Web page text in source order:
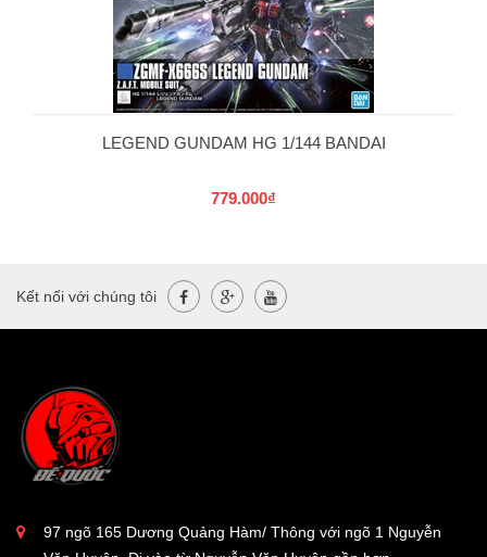
LEGEND GUNDAM HG 1/144 BANDAI
779.000₫
Kết nối với chúng tôi
97 ngõ 165 Dương Quảng Hàm/ Thông với ngõ 1 Nguyễn